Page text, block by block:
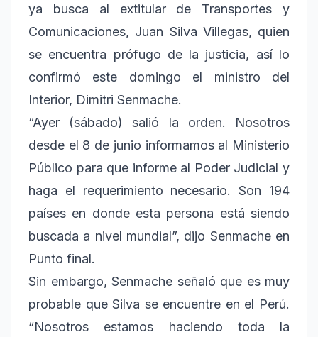
ya busca al extitular de Transportes y
Comunicaciones, Juan Silva Villegas, quien
se encuentra prófugo de la justicia, así lo
confirmó este domingo el ministro del
Interior, Dimitri Senmache.
“Ayer (sábado) salió la orden. Nosotros
desde el 8 de junio informamos al Ministerio
Público para que informe al Poder Judicial y
haga el requerimiento necesario. Son 194
países en donde esta persona está siendo
buscada a nivel mundial”, dijo Senmache en
Punto final.
Sin embargo, Senmache señaló que es muy
probable que Silva se encuentre en el Perú.
“Nosotros estamos haciendo toda la